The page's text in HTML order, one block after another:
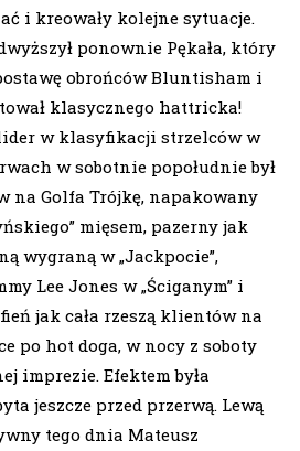
i kreowały kolejne sytuacje.
ponownie Pękała, który
obrońców Bluntisham i
klasycznego hattricka!
w klasyfikacji strzelców w
w sobotnie popołudnie był
na Golfa Trójkę, napakowany
mięsem, pazerny jak
wygraną w „Jackpocie”,
Lee Jones w „Ściganym” i
jak cała rzeszą klientów na
po hot doga, w nocy z soboty
imprezie. Efektem była
jeszcze przed przerwą. Lewą
tego dnia Mateusz